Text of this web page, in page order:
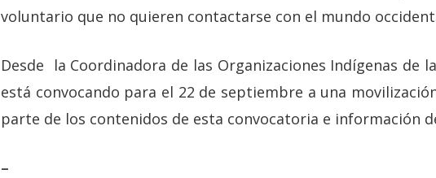
voluntario que no quieren contactarse con el mundo
Desde la Coordinadora de las Organizaciones Indígenas de la
está convocando para el 22 de septiembre a una
parte de los contenidos de esta convocatoria e información
–